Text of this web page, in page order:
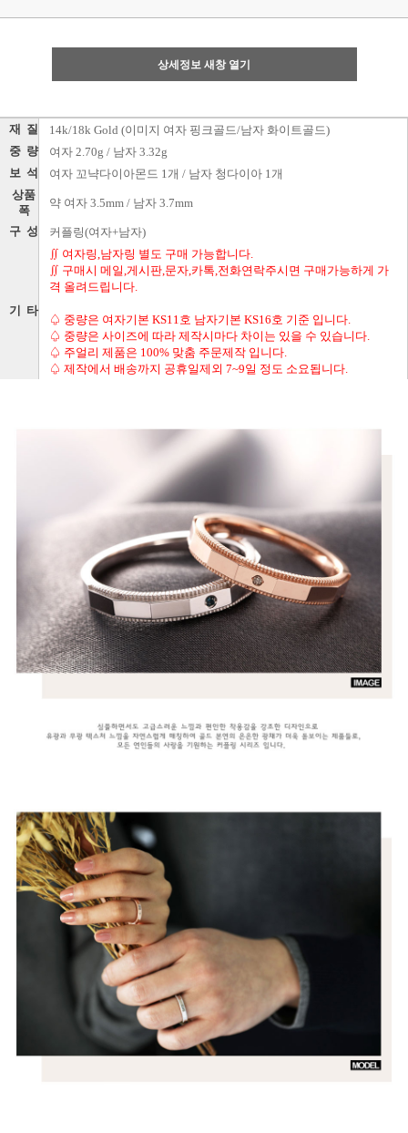
상세정보 새창 열기
재 질 14k/18k Gold (이미지 여자 핑크골드/남자 화이트골드)
중 량 여자 2.70g / 남자 3.32g
보 석 여자 꼬냑다이아몬드 1개 / 남자 청다이아 1개
상품
폭
약 여자 3.5mm / 남자 3.7mm
구 성 커플링(여자+남자)
기 타
∬ 여자링,남자링 별도 구매 가능합니다.
∬ 구매시 메일,게시판,문자,카톡,전화연락주시면 구매가능하게 가
격 올려드립니다.
♤ 중량은 여자기본 KS11호 남자기본 KS16호 기준 입니다.
♤ 중량은 사이즈에 따라 제작시마다 차이는 있을 수 있습니다.
♤ 주얼리 제품은 100% 맞춤 주문제작 입니다.
♤ 제작에서 배송까지 공휴일제외 7~9일 정도 소요됩니다.